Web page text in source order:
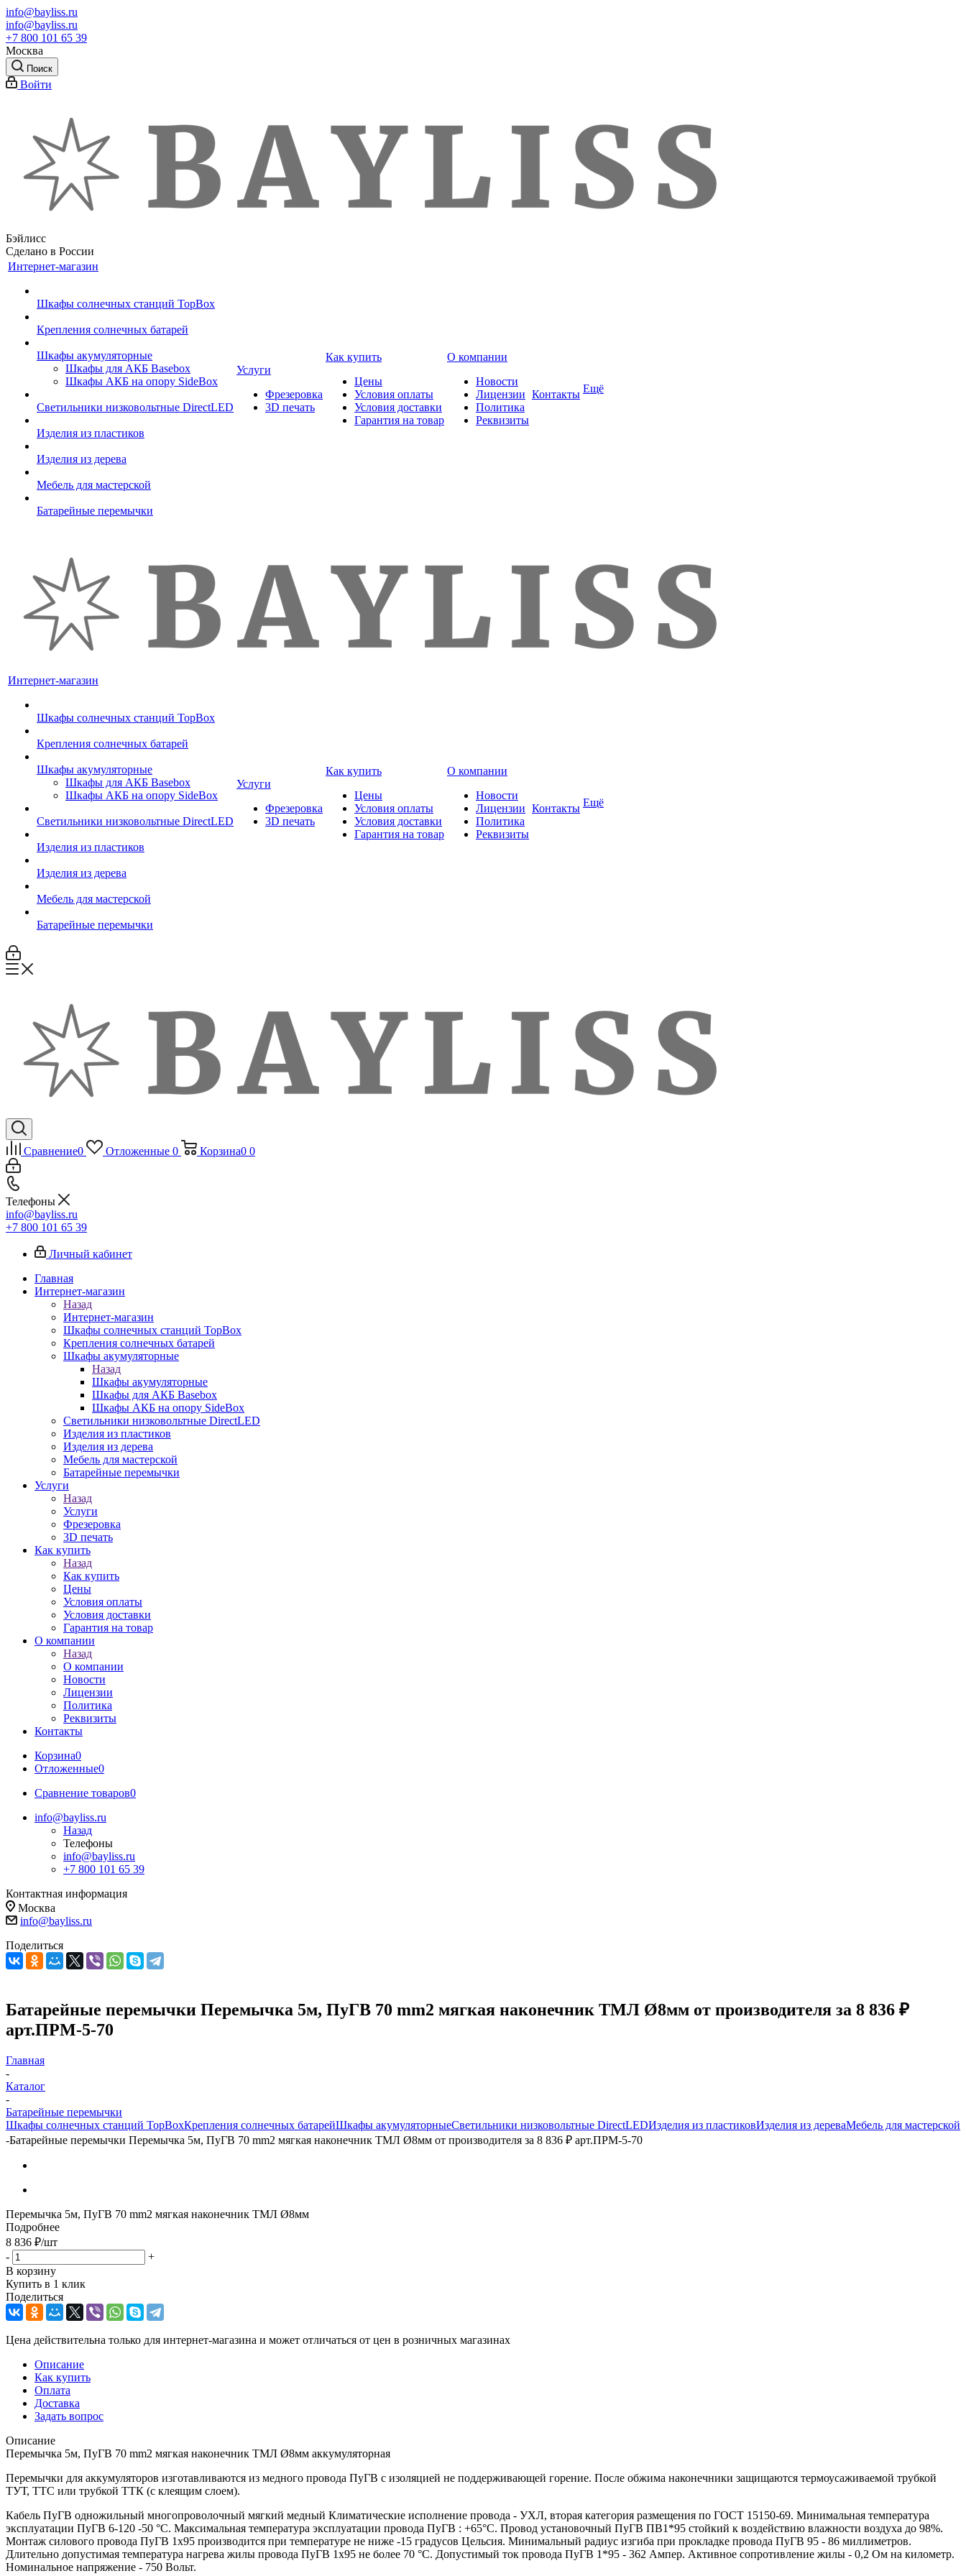
info@bayliss.ru
info@bayliss.ru
+7 800 101 65 39
Москва
Поиск
Войти
Бэйлисс
Сделано в России
Интернет-магазин
Шкафы солнечных станций TopBox
Крепления солнечных батарей
Шкафы акумуляторные
Шкафы для АКБ Basebox
Шкафы АКБ на опору SideBox
Светильники низковольтные DirectLED
Изделия из пластиков
Изделия из дерева
Мебель для мастерской
Батарейные перемычки
Услуги
Фрезеровка
3D печать
Как купить
Цены
Условия оплаты
Условия доставки
Гарантия на товар
О компании
Новости
Лицензии
Политика
Реквизиты
Контакты Ещё
Интернет-магазин
Шкафы солнечных станций TopBox
Крепления солнечных батарей
Шкафы акумуляторные
Шкафы для АКБ Basebox
Шкафы АКБ на опору SideBox
Светильники низковольтные DirectLED
Изделия из пластиков
Изделия из дерева
Мебель для мастерской
Батарейные перемычки
Услуги
Фрезеровка
3D печать
Как купить
Цены
Условия оплаты
Условия доставки
Гарантия на товар
О компании
Новости
Лицензии
Политика
Реквизиты
Контакты Ещё
Сравнение0 Отложенные 0 Корзина0 0
Телефоны
info@bayliss.ru
+7 800 101 65 39
Личный кабинет
Главная
Интернет-магазин
Назад
Интернет-магазин
Шкафы солнечных станций TopBox
Крепления солнечных батарей
Шкафы акумуляторные
Назад
Шкафы акумуляторные
Шкафы для АКБ Basebox
Шкафы АКБ на опору SideBox
Светильники низковольтные DirectLED
Изделия из пластиков
Изделия из дерева
Мебель для мастерской
Батарейные перемычки
Услуги
Назад
Услуги
Фрезеровка
3D печать
Как купить
Назад
Как купить
Цены
Условия оплаты
Условия доставки
Гарантия на товар
О компании
Назад
О компании
Новости
Лицензии
Политика
Реквизиты
Контакты
Корзина0
Отложенные0
Сравнение товаров0
info@bayliss.ru
Назад
Телефоны
info@bayliss.ru
+7 800 101 65 39
Контактная информация
Москва
info@bayliss.ru
Поделиться
Батарейные перемычки Перемычка 5м, ПуГВ 70 mm2 мягкая наконечник ТМЛ Ø8мм от производителя за 8 836 ₽
арт.ПРМ-5-70
Главная
-
Каталог
-
Батарейные перемычки
Шкафы солнечных станций TopBoxКрепления солнечных батарейШкафы акумуляторныеСветильники низковольтные DirectLEDИзделия из пластиковИзделия из дереваМебель для мастерской
-Батарейные перемычки Перемычка 5м, ПуГВ 70 mm2 мягкая наконечник ТМЛ Ø8мм от производителя за 8 836 ₽ арт.ПРМ-5-70
Перемычка 5м, ПуГВ 70 mm2 мягкая наконечник ТМЛ Ø8мм
Подробнее
8 836 ₽/шт
-
+
В корзину
Купить в 1 клик
Поделиться
Цена действительна только для интернет-магазина и может отличаться от цен в розничных магазинах
Описание
Как купить
Оплата
Доставка
Задать вопрос
Описание
Перемычка 5м, ПуГВ 70 mm2 мягкая наконечник ТМЛ Ø8мм аккумуляторная
Перемычки для аккумуляторов изготавливаются из медного провода ПуГВ с изоляцией не поддерживающей горение. После обжима наконечники защищаются термоусаживаемой трубкой
ТУТ, ТТС или трубкой ТТК (с клеящим слоем).
Кабель ПуГВ одножильный многопроволочный мягкий медный Климатические исполнение провода - УХЛ, вторая категория размещения по ГОСТ 15150-69. Минимальная температура
эксплуатации ПуГВ 6-120 -50 °С. Максимальная температура эксплуатации провода ПуГВ : +65°С. Провод установочный ПуГВ ПВ1*95 стойкий к воздействию влажности воздуха до 98%.
Монтаж силового провода ПуГВ 1х95 производится при температуре не ниже -15 градусов Цельсия. Минимальный радиус изгиба при прокладке провода ПуГВ 95 - 86 миллиметров.
Длительно допустимая температура нагрева жилы провода ПуГВ 1х95 не более 70 °С. Допустимый ток провода ПуГВ 1*95 - 362 Ампер. Активное сопротивление жилы - 0,2 Ом на километр.
Номинальное напряжение - 750 Вольт.